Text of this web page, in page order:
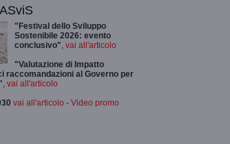
"Festival dello Sviluppo
Sostenibile 2026: evento
conclusivo", vai all'articolo
"Valutazione di Impatto
raccomandazioni al Governo per
, vai all'articolo
vai all'articolo - Video promo